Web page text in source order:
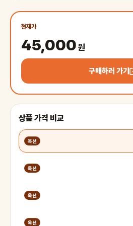
현재가
45,000원
구매하러 가기
상품 가격 비교
옥션
옥션
옥션
옥션